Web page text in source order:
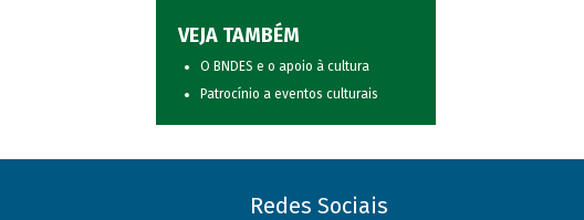
VEJA TAMBÉM
O BNDES e o apoio à cultura
Patrocínio a eventos culturais
Redes Sociais